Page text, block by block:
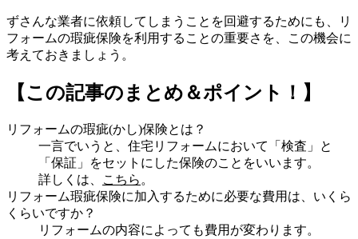
ずさんな業者に依頼してしまうことを回避するためにも、リ
フォームの瑕疵保険を利用することの重要さを、この機会に
考えておきましょう。
【この記事のまとめ＆ポイント！】
リフォームの瑕疵(かし)保険とは？
一言でいうと、住宅リフォームにおいて「検査」と
「保証」をセットにした保険のことをいいます。
詳しくは、
こちら 。
リフォーム瑕疵保険に加入するために必要な費用は、いくら
くらいですか？
リフォームの内容によっても費用が変わります。